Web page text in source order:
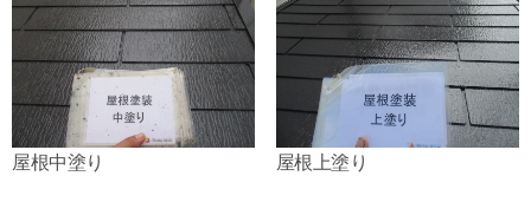
屋根中塗り 屋根上塗り